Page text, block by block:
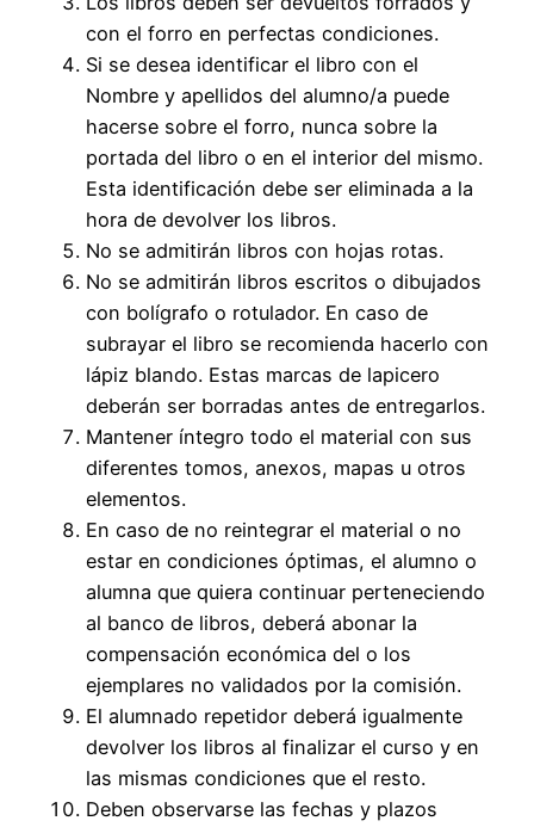
con el forro en perfectas condiciones.
Si se desea identificar el libro con el
Nombre y apellidos del alumno/a puede
hacerse sobre el forro, nunca sobre la
portada del libro o en el interior del mismo.
Esta identificación debe ser eliminada a la
hora de devolver los libros.
No se admitirán libros con hojas rotas.
No se admitirán libros escritos o dibujados
con bolígrafo o rotulador. En caso de
subrayar el libro se recomienda hacerlo con
lápiz blando. Estas marcas de lapicero
deberán ser borradas antes de entregarlos.
Mantener íntegro todo el material con sus
diferentes tomos, anexos, mapas u otros
elementos.
En caso de no reintegrar el material o no
estar en condiciones óptimas, el alumno o
alumna que quiera continuar perteneciendo
al banco de libros, deberá abonar la
compensación económica del o los
ejemplares no validados por la comisión.
El alumnado repetidor deberá igualmente
devolver los libros al finalizar el curso y en
las mismas condiciones que el resto.
Deben observarse las fechas y plazos